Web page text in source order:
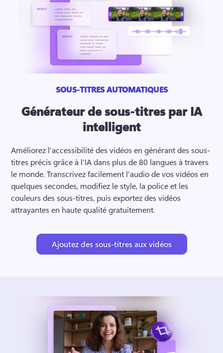
SOUS-TITRES AUTOMATIQUES
Générateur de sous-titres par IA
intelligent
Améliorez l’accessibilité des vidéos en générant des sous-
titres précis grâce à l’IA dans plus de 80 langues à travers
le monde. Transcrivez facilement l’audio de vos vidéos en
quelques secondes, modifiez le style, la police et les
couleurs des sous-titres, puis exportez des vidéos
attrayantes en haute qualité gratuitement.
Ajoutez des sous-titres aux vidéos